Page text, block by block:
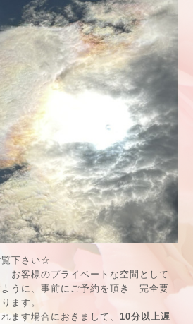
覧下さい☆
お客様のプライベートな空間として
ように、事前にご予約を頂き 完全要
ます。
ます場合におきまして、 10分以上遅